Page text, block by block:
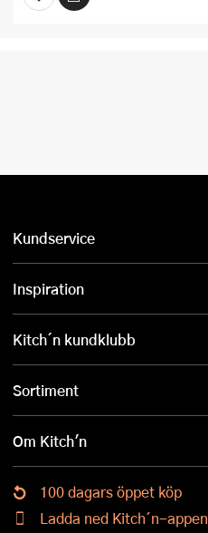
Kundservice
Inspiration
Kitch´n kundklubb
Sortiment
Om Kitch'n
100 dagars öppet köp
Ladda ned Kitch´n-appen